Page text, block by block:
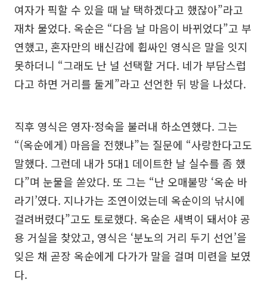
여자가 픽할 수 있을 때 날 택하겠다고 했잖아”라고
재차 물었다. 옥순은 “다음 날 마음이 바뀌었다”고 부
연했고, 혼자만의 배신감에 휩싸인 영식은 말을 잇지
못하더니 “그래도 난 널 선택할 거다. 네가 부담스럽
다고 하면 거리를 둘게”라고 선언한 뒤 방을 나섰다.
직후 영식은 영자·정숙을 불러내 하소연했다. 그는
“(옥순에게) 마음을 전했냐”는 질문에 “사랑한다고도
말했다. 그런데 내가 5대1 데이트한 날 실수를 좀 했
다”며 눈물을 쏟았다. 또 그는 “난 오매불망 ‘옥순 바
라기’였다. 지나가는 조연이었는데 옥순이의 낚시에
걸려버렸다”고도 토로했다. 옥순은 새벽이 돼서야 공
용 거실을 찾았고, 영식은 ‘분노의 거리 두기 선언’을
잊은 채 곧장 옥순에게 다가가 말을 걸며 미련을 보였
다.